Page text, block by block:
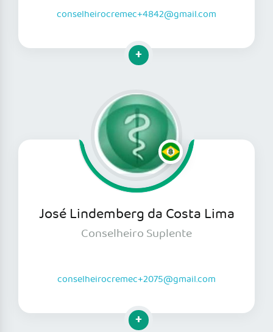
conselheirocremec+4842@gmail.com
Clique para mais informações
José Lindemberg da Costa Lima
Conselheiro Suplente
conselheirocremec+2075@gmail.com
Clique para mais informações